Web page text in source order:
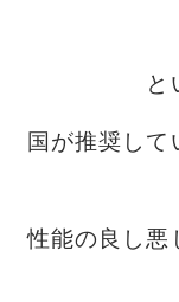
と
国が推奨し
性能の良し悪